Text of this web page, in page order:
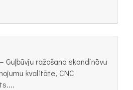
Guļbūvju ražošana skandināvu
kvalitāte, CNC